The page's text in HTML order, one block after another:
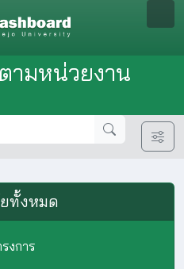
ามหน่วยงาน
ทั้งหมด
งการ